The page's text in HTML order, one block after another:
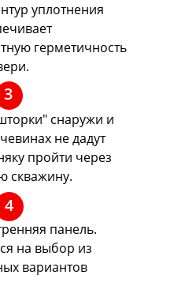
уплотнения
герметичность
снаружи и
не дадут
пройти через
скважину.
панель.
на выбор из
вариантов
3
4